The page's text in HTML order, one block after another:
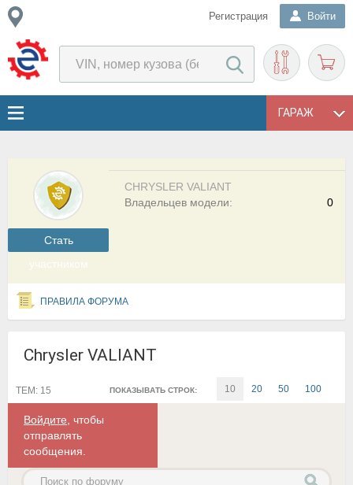
Регистрация Войти
ГАРАЖ
Cтать
участником
CHRYSLER VALIANT
0
Владельцев модели:
ПРАВИЛА ФОРУМА
Chrysler VALIANT
ПОКАЗЫВАТЬ СТРОК: 10 20 50 100
ТЕМ: 15
Войдите , чтобы
отправлять
сообщения.